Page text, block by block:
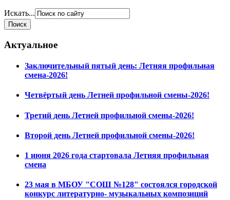
Искать...
Актуальное
Заключительный пятый день: Летняя профильная
смена-2026!
Четвёртый день Летней профильной смены-2026!
Третий день Летней профильной смены-2026!
Второй день Летней профильной смены-2026!
1 июня 2026 года стартовала Летняя профильная
смена
23 мая в МБОУ "СОШ №128" состоялся городской
конкурс литературно- музыкальных композиций